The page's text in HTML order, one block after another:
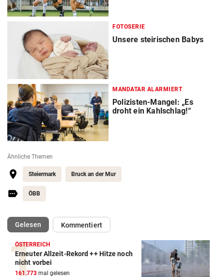
FOTOSERIE
Unsere steirischen Babys
MANDATAR ALARMIERT
Polizisten-Mangel: „Es
droht ein Kahlschlag!“
Ähnliche Themen
Steiermark Bruck an der Mur
ÖBB
Gelesen(ausgewählt)Kommentiert
ÖSTERREICH
Erneuter Allzeit-Rekord ++ Hitze noch
nicht vorbei
161.773 mal gelesen